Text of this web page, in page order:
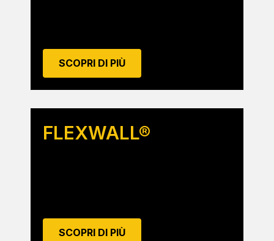
SCOPRI DI PIÙ
FLEXWALL®
SCOPRI DI PIÙ